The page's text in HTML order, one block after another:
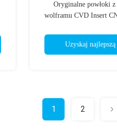
Oryginalne powłoki z
wolframu CVD Insert
Uzyskaj najlepszą
1 2